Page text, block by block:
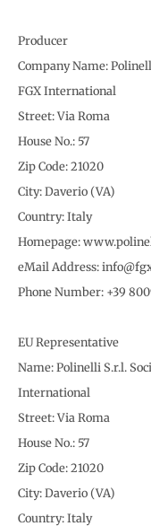
Producer
Company Name:
FGX International
Street: Via Roma
House No.: 57
Zip Code: 21020
City: Daverio (VA)
Country: Italy
Homepage:
eMail Address:
Phone Number: +39
EU Representative
Name: Polinelli S.r.l.
International
Street: Via Roma
House No.: 57
Zip Code: 21020
City: Daverio (VA)
Country: Italy